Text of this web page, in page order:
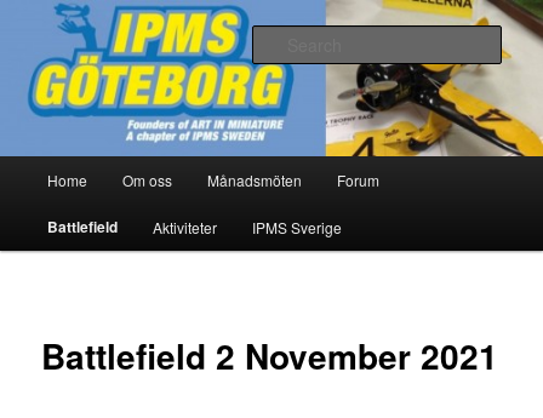
primary
contentIPMS Göteborg
Modellbygge i Väst
Home Om oss Månadsmöten Forum
Battlefield Aktiviteter IPMS Sverige
Battlefield 2 November 2021